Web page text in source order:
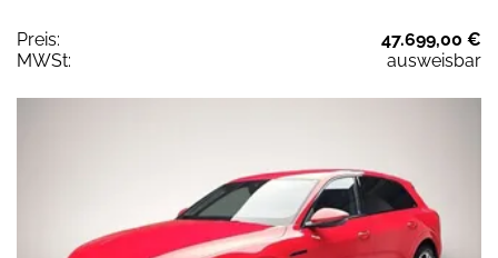
Preis:
47.699,00 €
MWSt:
ausweisbar